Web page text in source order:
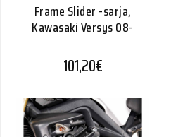
Frame Slider -sarja,
Kawasaki Versys 08-
101,20€